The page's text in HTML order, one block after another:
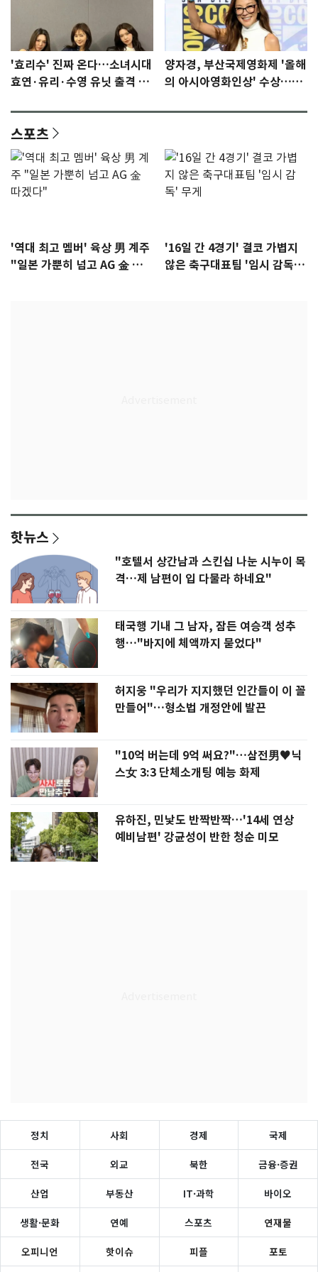
'효리수' 진짜 온다…소녀시대
효연·유리·수영 유닛 출격 [N
양자경, 부산국제영화제 '올해
의 아시아영화인상' 수상…15
스포츠
'역대 최고 멤버' 육상 男 계주
"일본 가뿐히 넘고 AG 金 따겠
'16일 간 4경기' 결코 가볍지
않은 축구대표팀 '임시 감독'
핫뉴스
"호텔서 상간남과 스킨십 나눈 시누이 목
격…제 남편이 입 다물라 하네요"
태국행 기내 그 남자, 잠든 여승객 성추
행…"바지에 체액까지 묻었다"
허지웅 "우리가 지지했던 인간들이 이 꼴
만들어"…형소법 개정안에 발끈
"10억 버는데 9억 써요?"…삼전男♥닉
스女 3:3 단체소개팅 예능 화제
유하진, 민낯도 반짝반짝…'14세 연상
예비남편' 강균성이 반한 청순 미모
정치 사회 경제 국제
전국 외교 북한 금융·증권
산업 부동산 IT·과학 바이오
생활·문화 연예 스포츠 연재물
오피니언 핫이슈 피플 포토